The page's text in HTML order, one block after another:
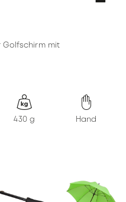
Golfschirm mit
430 g Hand